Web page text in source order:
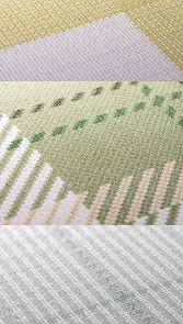
・サイズ
・不燃認定番号
・準不燃認定番号
| リピートレス商品に
横のリピートサイズが
リピートレスタイプの商品
だき、番号をご指定くださ
リピートレスタイプのご
ますのでご注意ください。
高温、多濯、水漏れの環墳
明付近など、下地の段差が
い。
| 3.柄合わせの必要な
柄合わせを必要とする商品
ご注意ください。施工の際
てください。
防
火
性
能
施
工
方
法
直
張
り
不燃材
不燃石
準不燃
金属板
施
工
方
法
下
張
り
不燃材
不燃石
準不燃
GINGHAM L
TARTAN